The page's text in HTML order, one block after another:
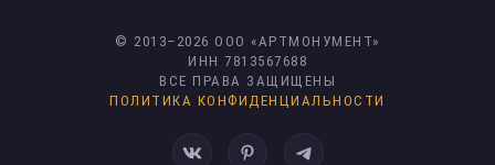
© 2013– 2026 ООО «АРТМОНУМЕНТ»
ИНН 7813567688
ВСЕ ПРАВА ЗАЩИЩЕНЫ
ПОЛИТИКА КОНФИДЕНЦИАЛЬНОСТИ